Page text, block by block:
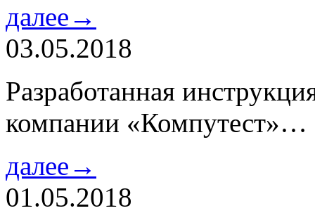
далее→
03.05.2018
Разработанная
компании «Компутест»…
далее→
01.05.2018